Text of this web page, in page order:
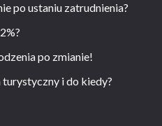
po ustaniu zatrudnienia?
po zmianie!
i do kiedy?